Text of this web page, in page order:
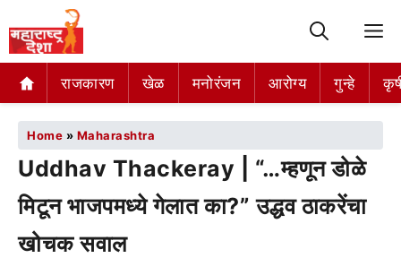
राजकारण खेळ मनोरंजन आरोग्य गुन्हे
Home » Maharashtra
Uddhav Thackeray | “…म्हणून डोळे
मिटून भाजपमध्ये गेलात का?” उद्धव ठाकरेंचा
खोचक सवाल